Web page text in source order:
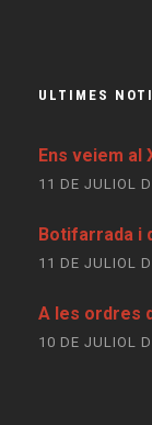
ULTIMES
Ens veiem al
11 DE JULIOL
Botifarrada i
11 DE JULIOL
A les ordres
10 DE JULIOL